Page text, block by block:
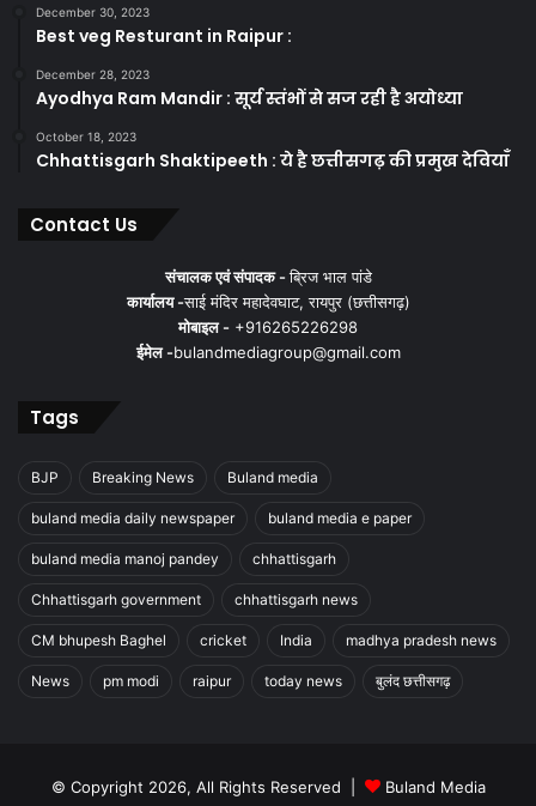
December 30, 2023
Best veg Resturant in Raipur :
December 28, 2023
Ayodhya Ram Mandir : सूर्य स्तंभों से सज रही है अयोध्या
October 18, 2023
Chhattisgarh Shaktipeeth : ये है छत्तीसगढ़ की प्रमुख देवियाँ
Contact Us
संचालक एवं संपादक -ब्रिज भाल पांडे
कार्यालय -साई मंदिर महादेवघाट, रायपुर (छत्तीसगढ़)
मोबाइल - +916265226298
ईमेल -bulandmediagroup@gmail.com
Tags
BJP Breaking News Buland media
buland media daily newspaper buland media e paper
buland media manoj pandey chhattisgarh
Chhattisgarh government chhattisgarh news
CM bhupesh Baghel cricket India madhya pradesh news
News pm modi raipur today news बुलंद छत्तीसगढ़
© Copyright 2026, All Rights Reserved | Buland Media